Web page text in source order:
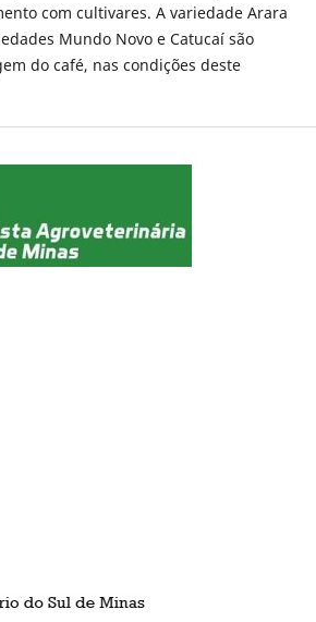
com cultivares. A variedade Arara
Mundo Novo e Catucaí são
do café, nas condições deste